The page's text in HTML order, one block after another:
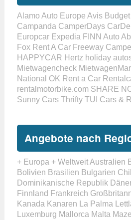
Alamo Auto Europe Avis
Campanda CamperDays
Europcar Expedia FINN Auto
Fox Rent A Car Freeway
HAPPYCAR Hertz holiday
Mietwagencheck
National OK Rent a Car
rentalmotorbike.com SHARE
Sunny Cars Thrifty TUI Cars &
Angebote nach
+ Europa + WeltweitAustralien
Bolivien Brasilien Bulgarien
Dominikanische Republik
Finnland Frankreich
Kanada Kanaren La Palma
Luxemburg Mallorca Malta